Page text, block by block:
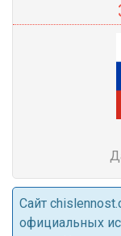
Cайт
официальных